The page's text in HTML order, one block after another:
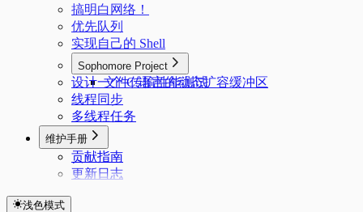
搞明白网络！
优先队列
实现自己的 Shell
Sophomore Project
文件传输性能测试
设计一个 C 语言的动态扩容缓冲区
线程同步
多线程任务
维护手册
贡献指南
更新日志
浅色模式